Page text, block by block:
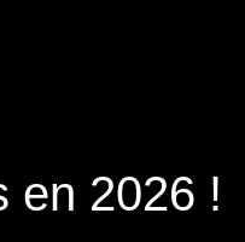
en 2026 !